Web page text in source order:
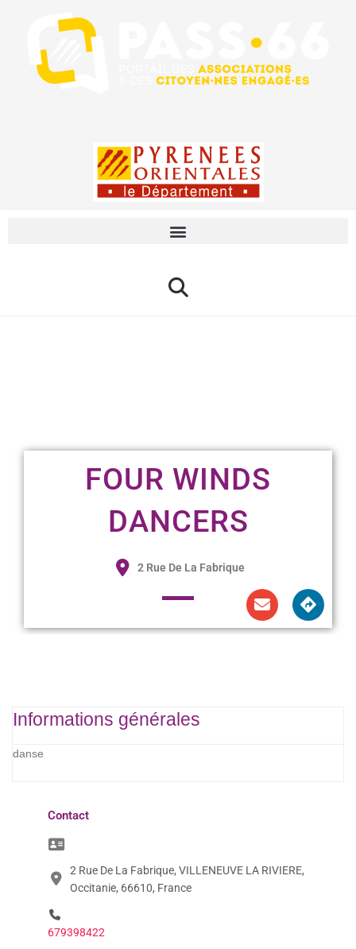
FOUR WINDS
DANCERS
2 Rue De La Fabrique
Informations générales
danse
Contact
2 Rue De La Fabrique, VILLENEUVE LA RIVIERE,
Occitanie, 66610, France
679398422